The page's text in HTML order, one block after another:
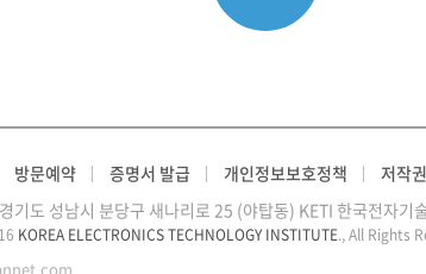
방문예약 증명서 발급 개인정보보호정책 저작
기도 성남시 분당구 새나리로 25 (야탑동) KETI 한국전자
KOREA ELECTRONICS TECHNOLOGY INSTITUTE., All Rights